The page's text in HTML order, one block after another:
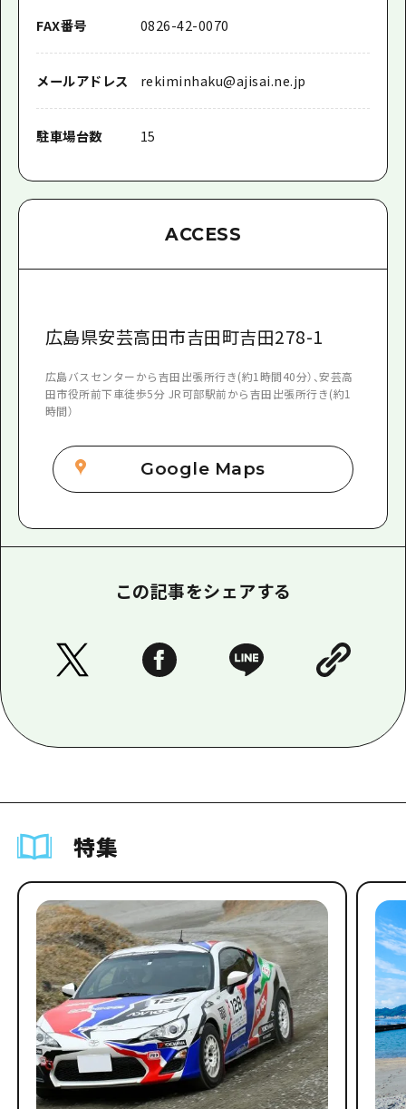
FAX番号 0826-42-0070
メールアドレス rekiminhaku@ajisai.ne.jp
駐車場台数 15
ACCESS
広島県安芸高田市吉田町吉田278-1
広島バスセンターから吉田出張所行き(約1時間40分）、安芸高
田市役所前下車徒歩5分 JR可部駅前から吉田出張所行き(約1
時間）
Google Maps
この記事をシェアする
特集